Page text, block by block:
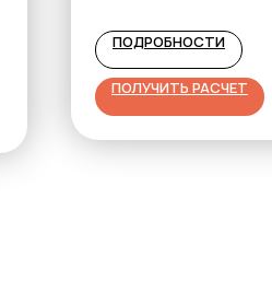
ПОДРОБНОСТИ
ПОЛУЧИТЬ РАСЧЕТ